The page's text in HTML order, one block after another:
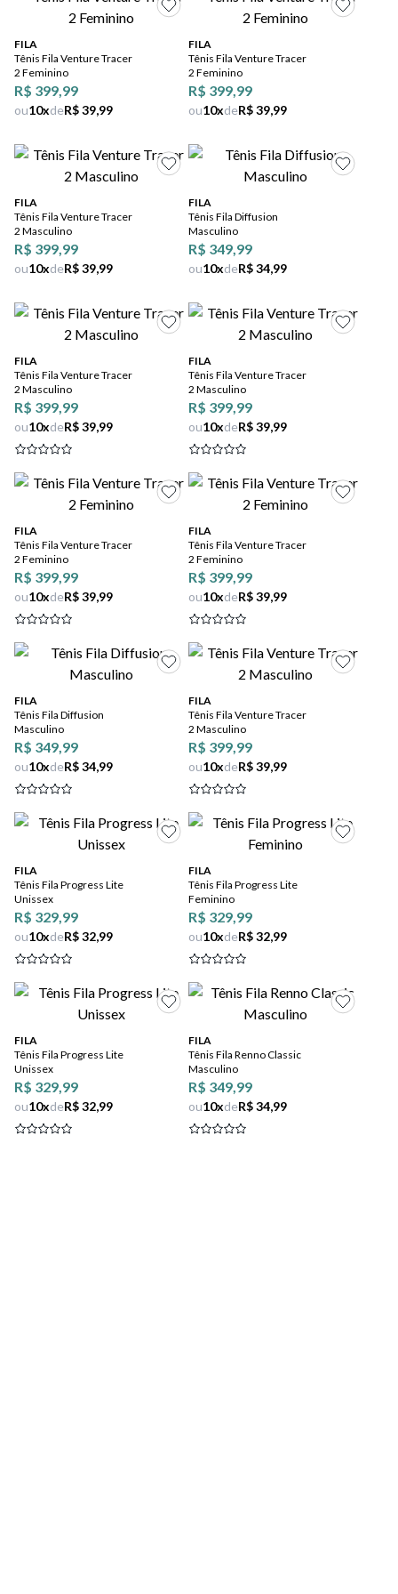
FILA
Tênis Fila Venture Tracer
2 Feminino
R$ 399,99
ou10xdeR$ 39,99
FILA
Tênis Fila Venture Tracer
2 Feminino
R$ 399,99
ou10xdeR$ 39,99
FILA
Tênis Fila Venture Tracer
2 Masculino
R$ 399,99
ou10xdeR$ 39,99
FILA
Tênis Fila Diffusion
Masculino
R$ 349,99
ou10xdeR$ 34,99
FILA
Tênis Fila Venture Tracer
2 Masculino
R$ 399,99
ou10xdeR$ 39,99
FILA
Tênis Fila Venture Tracer
2 Masculino
R$ 399,99
ou10xdeR$ 39,99
FILA
Tênis Fila Venture Tracer
2 Feminino
R$ 399,99
ou10xdeR$ 39,99
FILA
Tênis Fila Venture Tracer
2 Feminino
R$ 399,99
ou10xdeR$ 39,99
FILA
Tênis Fila Diffusion
Masculino
R$ 349,99
ou10xdeR$ 34,99
FILA
Tênis Fila Venture Tracer
2 Masculino
R$ 399,99
ou10xdeR$ 39,99
FILA
Tênis Fila Progress Lite
Unissex
R$ 329,99
ou10xdeR$ 32,99
FILA
Tênis Fila Progress Lite
Feminino
R$ 329,99
ou10xdeR$ 32,99
FILA
Tênis Fila Progress Lite
Unissex
R$ 329,99
ou10xdeR$ 32,99
FILA
Tênis Fila Renno Classic
Masculino
R$ 349,99
ou10xdeR$ 34,99
bota
6º sandalia
9º chuteira
10º new balance